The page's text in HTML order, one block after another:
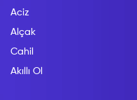
Aciz
Alçak
Cahil
Akıllı Ol